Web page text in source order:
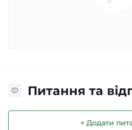
Питання та
+ Додати